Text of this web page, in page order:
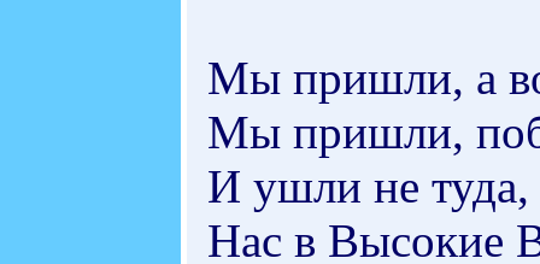
Мы пришли, а
Мы пришли,
И ушли не туда,
Нас в Высокие